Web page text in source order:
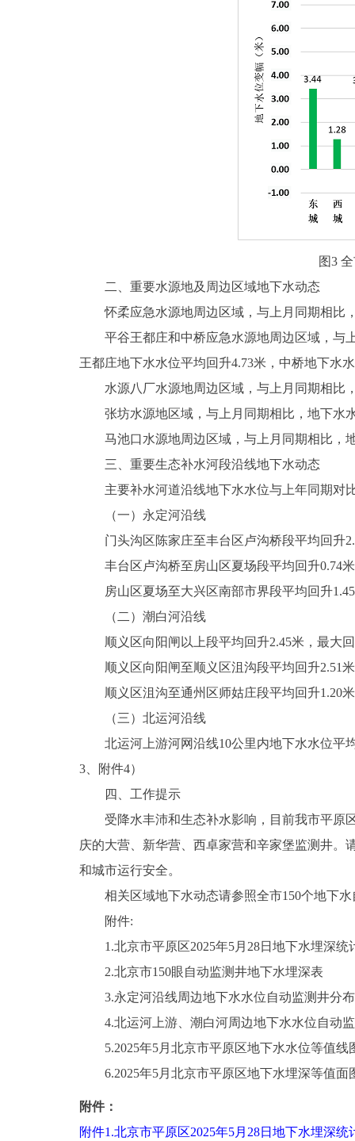
图3
二、重要水源地及周边区域地下水动态
怀柔应急水源地周边区域，与上月同期相比，
平谷王都庄和中桥应急水源地周边区域，与上
王都庄地下水水位平均回升4.73米，中桥地下水
水源八厂水源地周边区域，与上月同期相比，
张坊水源地区域，与上月同期相比，地下水水
马池口水源地周边区域，与上月同期相比，地
三、重要生态补水河段沿线地下水动态
主要补水河道沿线地下水水位与上年同期对
（一）永定河沿线
门头沟区陈家庄至丰台区卢沟桥段平均回升
丰台区卢沟桥至房山区夏场段平均回升0.74米
房山区夏场至大兴区南部市界段平均回升1.45
（二）潮白河沿线
顺义区向阳闸以上段平均回升2.45米，最大回
顺义区向阳闸至顺义区沮沟段平均回升2.51米
顺义区沮沟至通州区师姑庄段平均回升1.20米
（三）北运河沿线
北运河上游河网沿线10公里内地下水水位平均
3、附件4）
四、工作提示
受降水丰沛和生态补水影响，目前我市平原区
庆的大营、新华营、西卓家营和辛家堡监测井。
和城市运行安全。
相关区域地下水动态请参照全市150个地下水
附件:
1.北京市平原区2025年5月28日地下水埋深统
2.北京市150眼自动监测井地下水埋深表
3.永定河沿线周边地下水水位自动监测井分
4.北运河上游、潮白河周边地下水水位自动
5.2025年5月北京市平原区地下水水位等值线
6.2025年5月北京市平原区地下水埋深等值面
附件：
附件1.北京市平原区2025年5月28日地下水埋深统